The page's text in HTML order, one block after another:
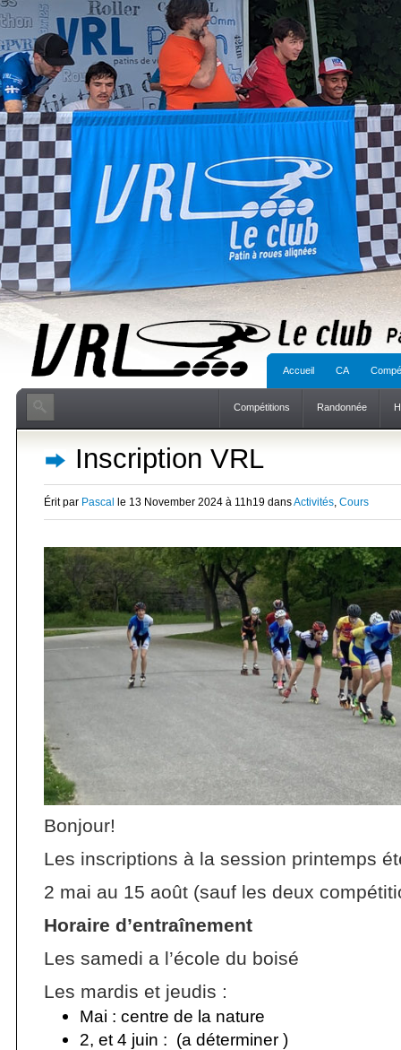
Accueil CA
Compétitions Randonnée
Inscription VRL
Érit par Pascal le 13 November 2024 à 11h19 dansActivités, Cours
Bonjour!
Les inscriptions à la session printemps
2 mai au 15 août (sauf les deux
Horaire d’entraînement
Les samedi a l’école du boisé
Les mardis et jeudis :
Mai : centre de la nature
2, et 4 juin : (a déterminer )